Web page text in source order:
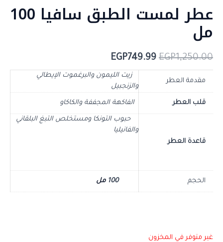
عطر لمست الطبق سافيا 100
مل
EGP1,250.00
EGP749.99
مقدمة العطر
زيت الليمون والبرغموت الإيطالي
والزنجبيل
قلب العطر الفاكهة المجففة والكاكاو
قاعدة العطر
حبوب التونكا ومستخلص التبغ البلقاني
والفانيليا
الحجم 100 مل
غير متوفر في المخزون